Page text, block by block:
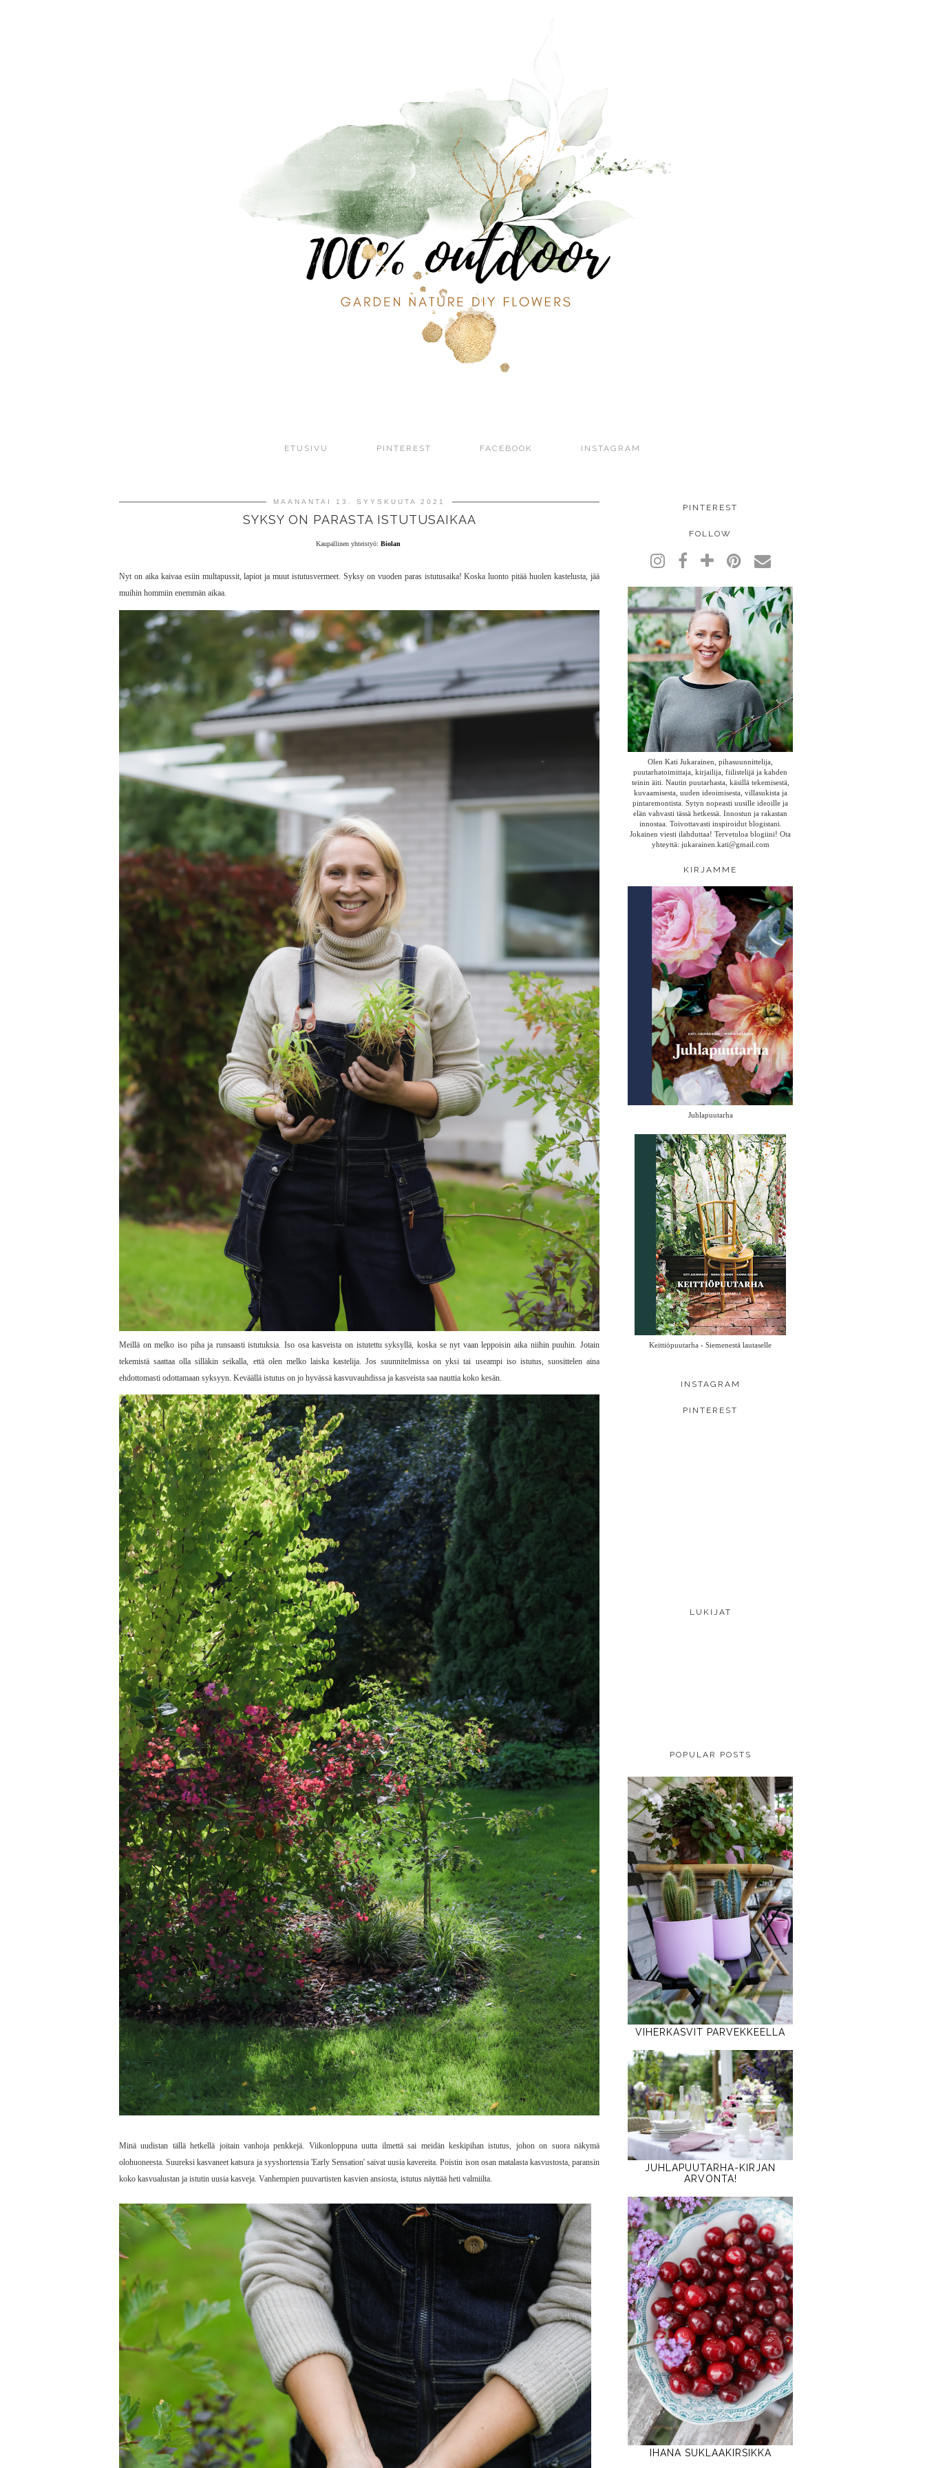
ETUSIVU PINTEREST FACEBOOK INSTAGRAM
MAANANTAI 13. SYYSKUUTA 2021
SYKSY ON PARASTA ISTUTUSAIKAA
Kaupallinen yhteistyö: Biolan
Nyt on aika kaivaa esiin multapussit, lapiot ja muut istutusvermeet. Syksy on vuoden paras istutusaika! Koska luonto pitää huolen kastelusta, jää
muihin hommiin enemmän aikaa.
Meillä on melko iso piha ja runsaasti istutuksia. Iso osa kasveista on istutettu syksyllä, koska se nyt vaan leppoisin aika niihin puuhin. Jotain
tekemistä saattaa olla silläkin seikalla, että olen melko laiska kastelija. Jos suunnitelmissa on yksi tai useampi iso istutus, suosittelen aina
ehdottomasti odottamaan syksyyn. Keväällä istutus on jo hyvässä kasvuvauhdissa ja kasveista saa nauttia koko kesän.
Minä uudistan tällä hetkellä joitain vanhoja penkkejä. Viikonloppuna uutta ilmettä sai meidän keskipihan istutus, johon on suora näkymä
olohuoneesta. Suureksi kasvaneet katsura ja syyshortensia 'Early Sensation' saivat uusia kavereita. Poistin ison osan matalasta kasvustosta, paransin
koko kasvualustan ja istutin uusia kasveja. Vanhempien puuvartisten kasvien ansiosta, istutus näyttää heti valmiilta.
PINTEREST
FOLLOW
Olen Kati Jukarainen, pihasuunnittelija,
puutarhatoimittaja, kirjailija, fiilistelijä ja kahden
teinin äiti. Nautin puutarhasta, käsillä tekemisestä,
kuvaamisesta, uuden ideoimisesta, villasukista ja
pintaremontista. Sytyn nopeasti uusille ideoille ja
elän vahvasti tässä hetkessä. Innostun ja rakastan
innostaa. Toivottavasti inspiroidut blogistani.
Jokainen viesti ilahduttaa! Tervetuloa blogiini! Ota
yhteyttä: jukarainen.kati@gmail.com
KIRJAMME
Juhlapuutarha
Keittiöpuutarha - Siemenestä lautaselle
INSTAGRAM
PINTEREST
LUKIJAT
POPULAR POSTS
VIHERKASVIT PARVEKKEELLA
JUHLAPUUTARHA-KIRJAN
ARVONTA!
IHANA SUKLAAKIRSIKKA